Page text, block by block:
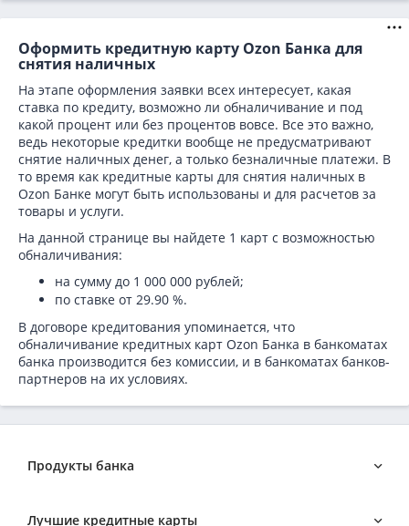
Оформить кредитную карту Ozon Банка для
снятия наличных
На этапе оформления заявки всех интересует, какая
ставка по кредиту, возможно ли обналичивание и под
какой процент или без процентов вовсе. Все это важно,
ведь некоторые кредитки вообще не предусматривают
снятие наличных денег, а только безналичные платежи. В
то время как кредитные карты для снятия наличных в
Ozon Банке могут быть использованы и для расчетов за
товары и услуги.
На данной странице вы найдете 1 карт с возможностью
обналичивания:
на сумму до 1 000 000 рублей;
по ставке от 29.90 %.
В договоре кредитования упоминается, что
обналичивание кредитных карт Ozon Банка в банкоматах
банка производится без комиссии, и в банкоматах банков-
партнеров на их условиях.
Продукты банка
Вклады в Ozon Банке
Лучшие кредитные карты